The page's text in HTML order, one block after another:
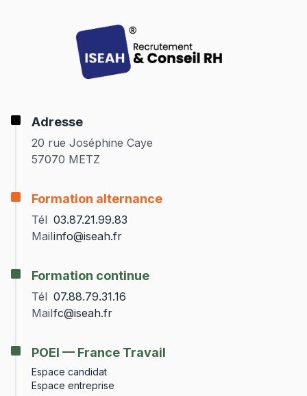
Adresse
20 rue Joséphine Caye
57070 METZ
Formation alternance
Tél 03.87.21.99.83
Mailinfo@iseah.fr
Formation continue
Tél 07.88.79.31.16
Mailfc@iseah.fr
POEI — France Travail
Espace candidat
Espace entreprise